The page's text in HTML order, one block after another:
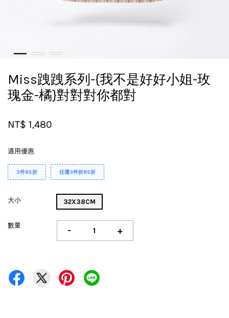
Miss跩跩系列-{我不是好好小姐-玫
瑰金-橘}對對對你都對
NT$ 1,480
適用優惠
3件85折 任選3件折85折
大小 32X38CM
數量 - +